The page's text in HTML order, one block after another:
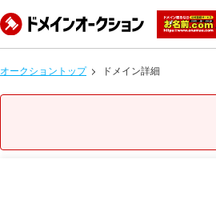
オークショントップ ドメイン詳細